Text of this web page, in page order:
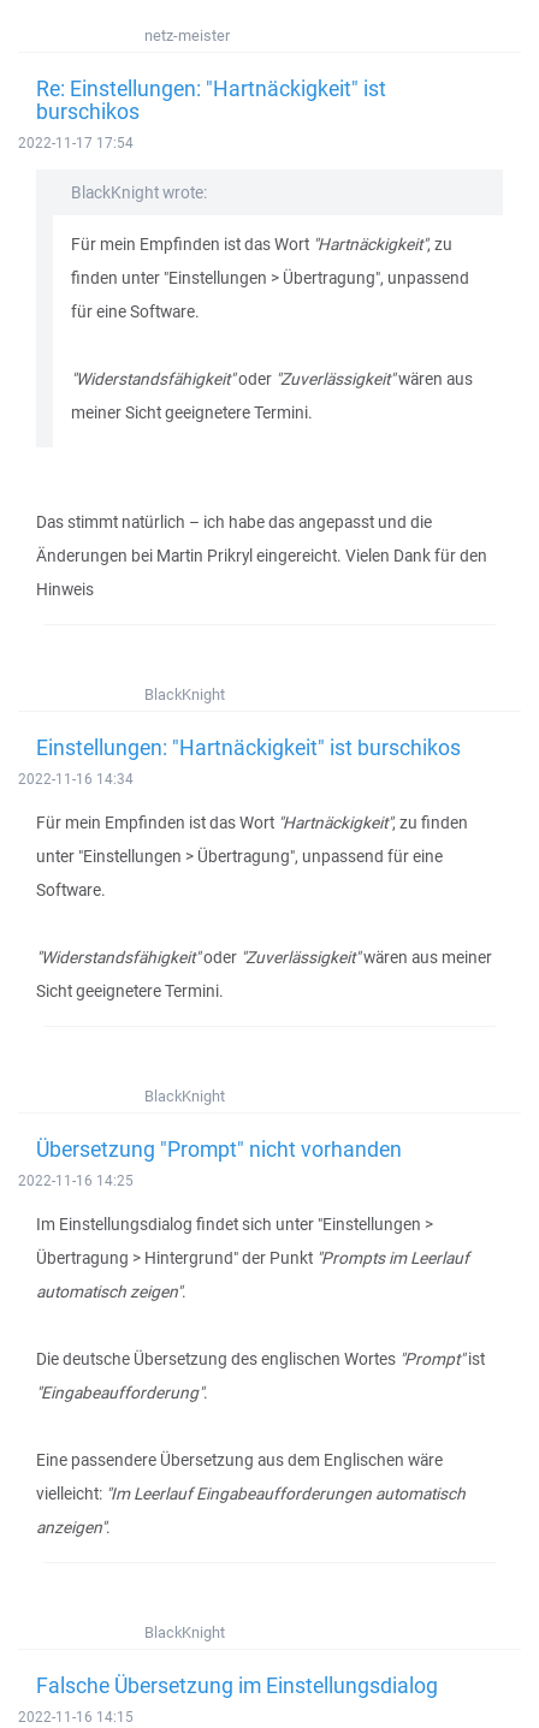
netz-meister
Re: Einstellungen: "Hartnäckigkeit" ist
burschikos
2022-11-17 17:54
BlackKnight wrote:
Für mein Empfinden ist das Wort "Hartnäckigkeit", zu
finden unter "Einstellungen > Übertragung", unpassend
für eine Software.
"Widerstandsfähigkeit"oder "Zuverlässigkeit"wären aus
meiner Sicht geeignetere Termini.
Das stimmt natürlich – ich habe das angepasst und die
Änderungen bei Martin Prikryl eingereicht. Vielen Dank für den
Hinweis
BlackKnight
Einstellungen: "Hartnäckigkeit" ist burschikos
2022-11-16 14:34
Für mein Empfinden ist das Wort "Hartnäckigkeit", zu finden
unter "Einstellungen > Übertragung", unpassend für eine
Software.
"Widerstandsfähigkeit"oder "Zuverlässigkeit"wären aus meiner
Sicht geeignetere Termini.
BlackKnight
Übersetzung "Prompt" nicht vorhanden
2022-11-16 14:25
Im Einstellungsdialog findet sich unter "Einstellungen >
Übertragung > Hintergrund" der Punkt "Prompts im Leerlauf
automatisch zeigen".
Die deutsche Übersetzung des englischen Wortes "Prompt"ist
"Eingabeaufforderung".
Eine passendere Übersetzung aus dem Englischen wäre
vielleicht: "Im Leerlauf Eingabeaufforderungen automatisch
anzeigen".
BlackKnight
Falsche Übersetzung im Einstellungsdialog
2022-11-16 14:15